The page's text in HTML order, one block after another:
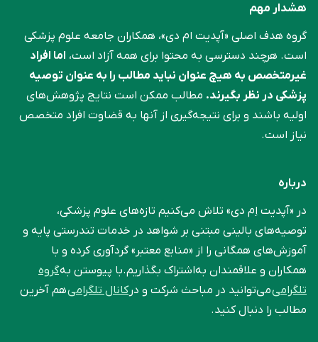
هشدار مهم
گروه هدف اصلی «آپدیت ام دی»، همکاران جامعه علوم ‌پزشکی
است. هرچند دسترسی به محتوا برای همه آزاد است، اما افراد
غیرمتخصص به هیچ عنوان نباید مطالب را به عنوان توصیه
پزشکی در نظر بگیرند. مطالب ممکن است نتایج پژوهش‌های
اولیه باشند و برای نتیجه‌گیری از آنها به قضاوت افراد متخصص
نیاز است.
درباره
در «آپدیت اِم دی» تلاش می‌کنیم تازه‌های علوم پزشکی،
توصیه‌های بالینی مبتنی بر شواهد در خدمات تندرستی پایه و
آموزش‌های همگانی را از «منابع معتبر» گردآوری کرده و با
همکاران و علاقمندان به‌اشتراک بگذاریم.با پیوستن بهگروه
تلگرامیمی‌توانید در مباحث شرکت و درکانال تلگرامیهم آخرین
مطالب را دنبال کنید.